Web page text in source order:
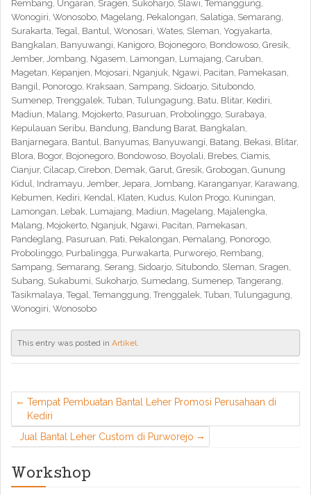
Rembang, Ungaran, Sragen, Sukoharjo, Slawi, Temanggung,
Wonogiri, Wonosobo, Magelang, Pekalongan, Salatiga, Semarang,
Surakarta, Tegal, Bantul, Wonosari, Wates, Sleman, Yogyakarta,
Bangkalan, Banyuwangi, Kanigoro, Bojonegoro, Bondowoso, Gresik,
Jember, Jombang, Ngasem, Lamongan, Lumajang, Caruban,
Magetan, Kepanjen, Mojosari, Nganjuk, Ngawi, Pacitan, Pamekasan,
Bangil, Ponorogo, Kraksaan, Sampang, Sidoarjo, Situbondo,
Sumenep, Trenggalek, Tuban, Tulungagung, Batu, Blitar, Kediri,
Madiun, Malang, Mojokerto, Pasuruan, Probolinggo, Surabaya,
Kepulauan Seribu, Bandung, Bandung Barat, Bangkalan,
Banjarnegara, Bantul, Banyumas, Banyuwangi, Batang, Bekasi, Blitar,
Blora, Bogor, Bojonegoro, Bondowoso, Boyolali, Brebes, Ciamis,
Cianjur, Cilacap, Cirebon, Demak, Garut, Gresik, Grobogan, Gunung
Kidul, Indramayu, Jember, Jepara, Jombang, Karanganyar, Karawang,
Kebumen, Kediri, Kendal, Klaten, Kudus, Kulon Progo, Kuningan,
Lamongan, Lebak, Lumajang, Madiun, Magelang, Majalengka,
Malang, Mojokerto, Nganjuk, Ngawi, Pacitan, Pamekasan,
Pandeglang, Pasuruan, Pati, Pekalongan, Pemalang, Ponorogo,
Probolinggo, Purbalingga, Purwakarta, Purworejo, Rembang,
Sampang, Semarang, Serang, Sidoarjo, Situbondo, Sleman, Sragen,
Subang, Sukabumi, Sukoharjo, Sumedang, Sumenep, Tangerang,
Tasikmalaya, Tegal, Temanggung, Trenggalek, Tuban, Tulungagung,
Wonogiri, Wonosobo
This entry was posted in Artikel.
Tempat Pembuatan Bantal Leher Promosi Perusahaan di
Kediri
Jual Bantal Leher Custom di Purworejo
Workshop